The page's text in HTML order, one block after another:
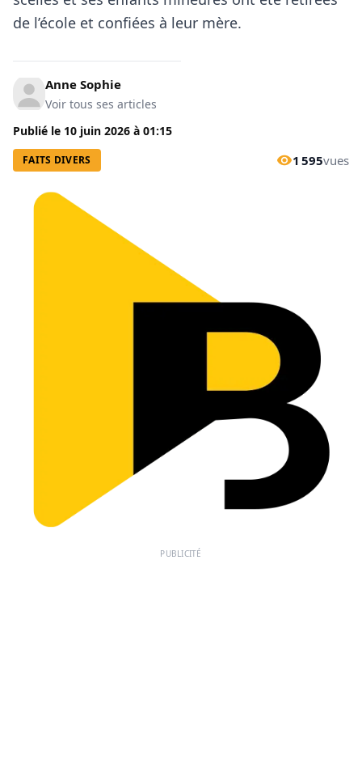
de l’école et confiées à leur mère.
Anne Sophie
Voir tous ses articles
Publié le 10 juin 2026 à 01:15
FAITS DIVERS 1 595vues
PUBLICITÉ